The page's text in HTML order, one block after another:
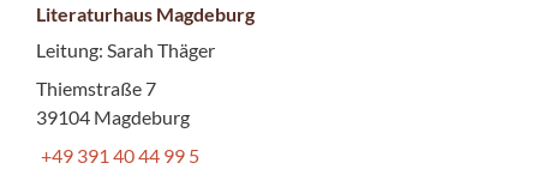
Literaturhaus Magdeburg
Leitung: Sarah Thäger
Thiemstraße 7
39104 Magdeburg
+49 391 40 44 99 5